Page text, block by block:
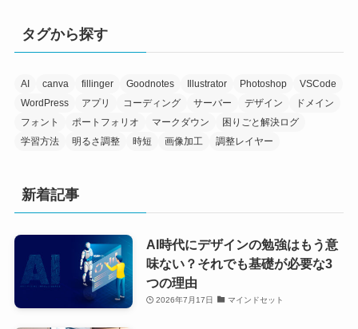
タグから探す
AI canva fillinger Goodnotes Illustrator Photoshop
VSCode
WordPress
アプリ コーディング サーバー デザイン
ドメイン
フォント
ポートフォリオ マークダウン
困りごと解決ログ
学習方法
明るさ調整 時短 画像加工 調整レイヤー
新着記事
AI時代にデザインの勉強はもう意
味ない？それでも基礎が必要な3
つの理由
2026年7月17日 マインドセット